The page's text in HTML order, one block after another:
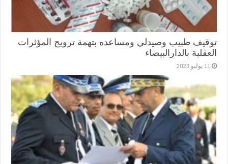
توقيف طبيب وصيدلي ومساعده بتهمة ترويج المؤثرات
العقلية بالدارالبيضاء
11 يوليو,2023